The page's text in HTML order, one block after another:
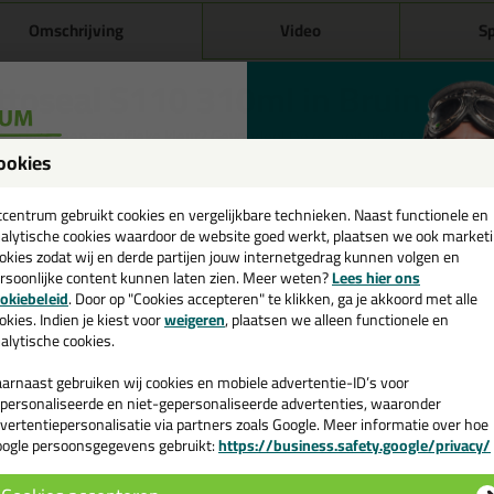
Omschrijving Video
S110 310ml in Bruin C05
je kit in een specifieke kleur? Gevonden! Deze sanitairkit Ottoseal
toepassingen. Een duurzame en veelzijdige kit welke
met gegarandeerd een topresultaat. Bestel de Ottoseal S110
besteld = morgen in huis.
je meer weten over de toepassing en kenmerken van dit product?
& tricks voor Ottoseal S110 310ml
volgende blogs wordt dit product gebruikt:
Bad kitten, zo doe je dat!
Beglazingskit overschilderen, wel of niet doen?
De badkamer kitten? Lees hier hoe!
Gietvloer kitten, zo doe je dat!
Hoe kan je kit verwijderen?
Hoe kies je de juiste kit kleur?
Hoe kit ik een (natuursteen) aanrechtblad af?
gebruikt cookies en vergelijkbare technieken. Naast functionele en
cookies waardoor de website goed werkt, plaatsen we ook
zodat wij en derde partijen jouw internetgedrag kunnen volgen en
content kunnen laten zien. Meer weten?Lees hier ons
. Door op "Cookies accepteren" te klikken, ga je akkoord met alle
Indien je kiest voorweigeren, plaatsen we alleen functionele en
cookies.
gebruiken wij cookies en mobiele advertentie-ID’s voor
en niet-gepersonaliseerde advertenties, waaronder
via partners zoals Google. Meer informatie over hoe
persoonsgegevens gebruikt:https://business.safety.google/privacy/
💚
en ontvang een
€35,-bij je eerste bestelling!
de actiecode ›